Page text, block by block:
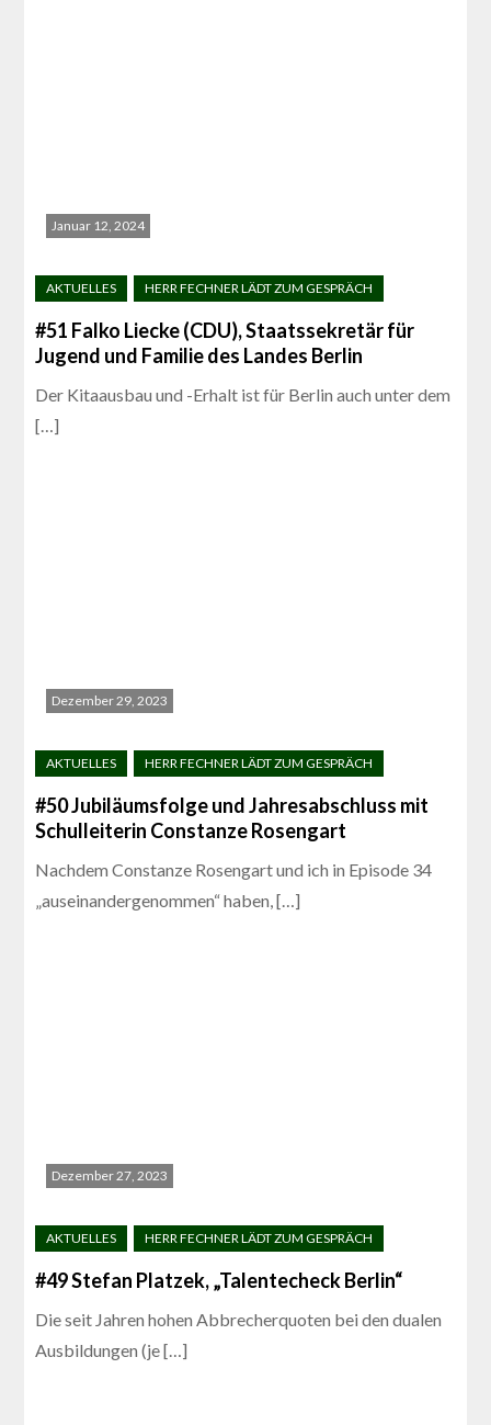
Januar 12, 2024
#51 Falko Liecke (CDU), Staatssekretär für
Jugend und Familie des Landes Berlin
Der Kitaausbau und -Erhalt ist für Berlin auch unter dem
[…]
Dezember 29, 2023
#50 Jubiläumsfolge und Jahresabschluss mit
Schulleiterin Constanze Rosengart
Nachdem Constanze Rosengart und ich in Episode 34
„auseinandergenommen“ haben, […]
Dezember 27, 2023
#49 Stefan Platzek, „Talentecheck Berlin“
Die seit Jahren hohen Abbrecherquoten bei den dualen
Ausbildungen (je […]